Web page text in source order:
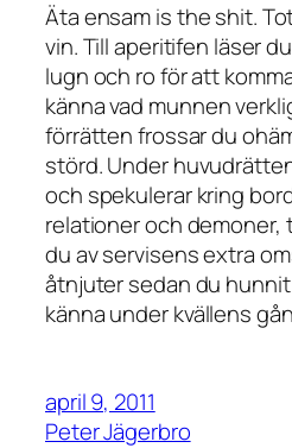
Äta ensam is the shit.
vin. Till aperitifen läser
lugn och ro för att
känna vad munnen
förrätten frossar du
störd. Under
och spekulerar kring
relationer och
du av servisens extra
åtnjuter sedan du
känna under kvällens
april 9, 2011
Peter Jägerbro